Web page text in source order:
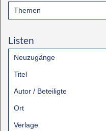
Themen
Listen
Neuzugänge
Titel
Autor / Beteiligte
Ort
Verlage